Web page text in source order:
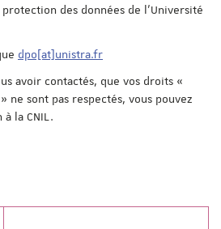
des données de l'Université
dpo[at]unistra.fr
avoir contactés, que vos droits «
ne sont pas respectés, vous pouvez
la CNIL.